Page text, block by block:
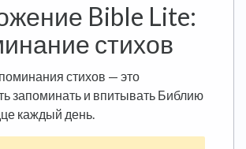
Bible Lite:
стихов
стихов — это
запоминать и впитывать Библию
каждый день.